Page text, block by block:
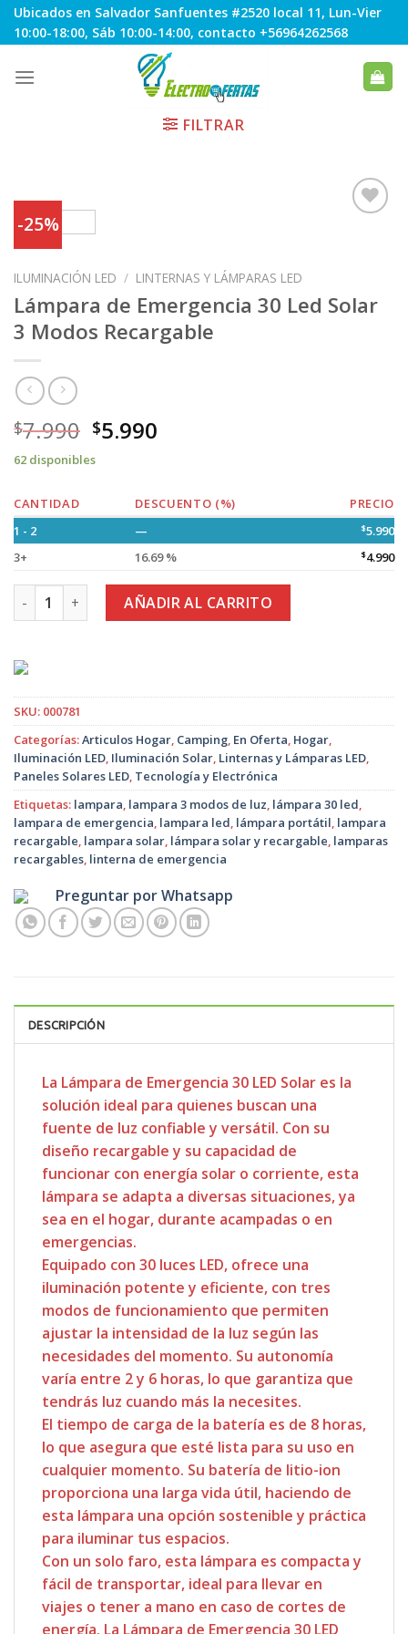
Skip
to
Ubicados en Salvador Sanfuentes #2520 local 11, Lun-Vier
10:00-18:00, Sáb 10:00-14:00, contacto +56964262568
FILTRAR
-25%
Favoritos
ILUMINACIÓN LED / LINTERNAS Y LÁMPARAS LED
Lámpara de Emergencia 30 Led Solar
3 Modos Recargable
$7.990 $5.990
62 disponibles
CANTIDAD DESCUENTO (%)
PRECIO
1 - 2
— $5.990
3+
16.69 % $4.990
Lámpara de Emergencia 30 Led Solar 3 Modos Recargable
AÑADIR AL CARRITO
SKU: 000781
Categorías:Articulos Hogar, Camping, En Oferta, Hogar,
Iluminación LED, Iluminación Solar, Linternas y Lámparas LED,
Paneles Solares LED, Tecnología y Electrónica
Etiquetas: lampara, lampara 3 modos de luz, lámpara 30 led,
lampara de emergencia, lampara led, lámpara portátil, lampara
recargable, lampara solar, lámpara solar y recargable, lamparas
recargables, linterna de emergencia
Preguntar por Whatsapp
DESCRIPCIÓN
La Lámpara de Emergencia 30 LED Solar es la
solución ideal para quienes buscan una
fuente de luz confiable y versátil. Con su
diseño recargable y su capacidad de
funcionar con energía solar o corriente, esta
lámpara se adapta a diversas situaciones, ya
sea en el hogar, durante acampadas o en
emergencias.
Equipado con 30 luces LED, ofrece una
iluminación potente y eficiente, con tres
modos de funcionamiento que permiten
ajustar la intensidad de la luz según las
necesidades del momento. Su autonomía
varía entre 2 y 6 horas, lo que garantiza que
tendrás luz cuando más la necesites.
El tiempo de carga de la batería es de 8 horas,
lo que asegura que esté lista para su uso en
cualquier momento. Su batería de litio-ion
proporciona una larga vida útil, haciendo de
esta lámpara una opción sostenible y práctica
para iluminar tus espacios.
Con un solo faro, esta lámpara es compacta y
fácil de transportar, ideal para llevar en
viajes o tener a mano en caso de cortes de
energía. La Lámpara de Emergencia 30 LED